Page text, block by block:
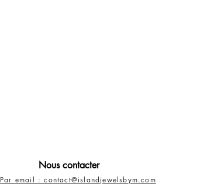
Nous contacter
Par email : contact@islandjewelsbym.com